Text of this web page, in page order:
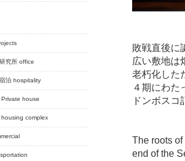
究所 office
泊 hospitality
Private house
housing complex
敗戦直後に
広い敷地は
老朽化した
４期にわた
ドンボス
The roots
end of the